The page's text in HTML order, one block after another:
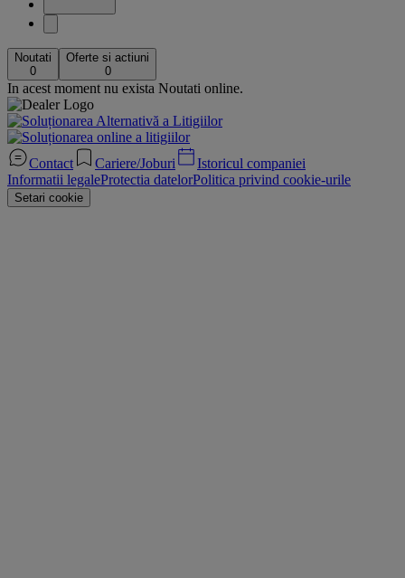
Noutati
0
Oferte si actiuni
0
In acest moment nu exista Noutati online.
Contact Cariere/Joburi
Istoricul companiei
Informatii legaleProtectia datelorPolitica privind cookie-urile
Setari cookie